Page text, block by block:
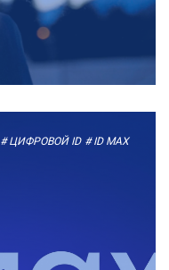
# ЦИФРОВОЙ ID # ID МАХ